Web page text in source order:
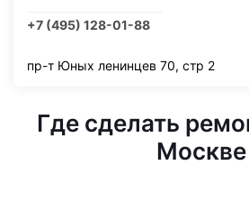
+7 (495) 128-01-88
пр-т Юных ленинцев 70, стр 2
Где сделать
Москве